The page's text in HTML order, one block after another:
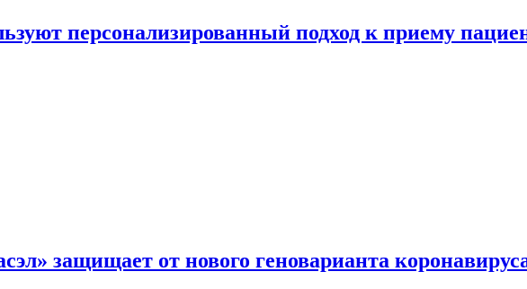
персонализированный подход к приему
защищает от нового геноварианта